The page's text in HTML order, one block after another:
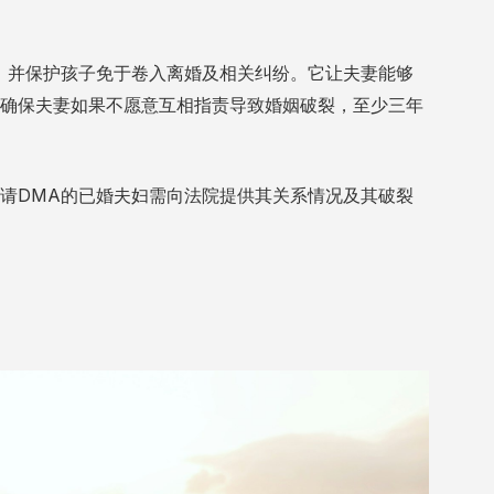
保护孩子免于卷入离婚及相关纠纷。它让夫妻能够
保夫妻如果不愿意互相指责导致婚姻破裂，至少三年
DMA的已婚夫妇需向法院提供其关系情况及其破裂